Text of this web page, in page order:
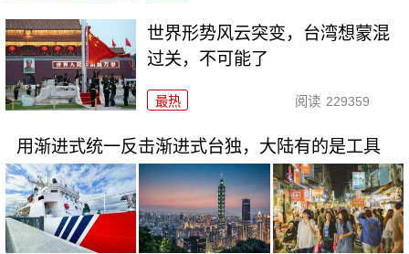
世界形势风云突变，台湾想蒙混
过关，不可能了
最热 阅读 229359
用渐进式统一反击渐进式台独，大陆有的是工具